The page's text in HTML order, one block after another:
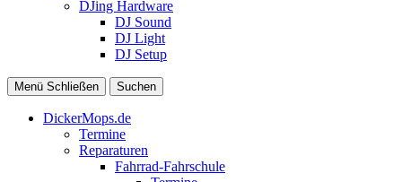
DJing Hardware
DJ Sound
DJ Light
DJ Setup
Menü Schließen Suchen
DickerMops.de
Termine
Reparaturen
Fahrrad-Fahrschule